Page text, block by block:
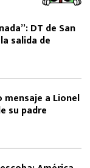
DT de San
salida de
mensaje a Lionel
su padre